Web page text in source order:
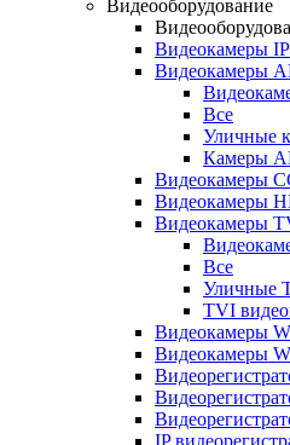
Видеооборудование
Видеокамеры IP
Видеокамеры
Все
Уличные
Камеры
Видеокамеры
Видеокамеры
Видеокамеры
Все
Уличные
TVI
Видеокамеры
Видеокамеры
IP